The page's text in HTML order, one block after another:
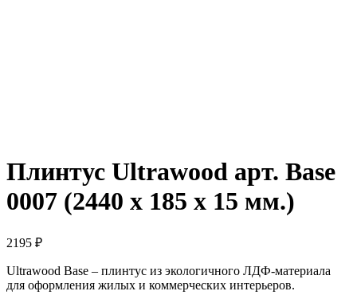
Плинтус Ultrawood арт. Base
0007 (2440 x 185 x 15 мм.)
2195 ₽
Ultrawood Base – плинтус из экологичного ЛДФ-материала
для оформления жилых и коммерческих интерьеров.